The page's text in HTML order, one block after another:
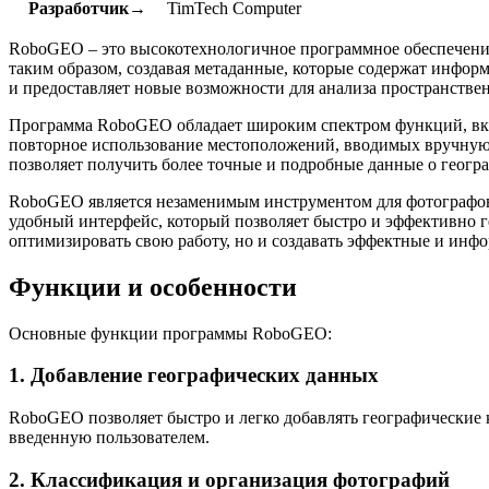
Разработчик→ TimTech Computer
RoboGEO – это высокотехнологичное программное
таким образом, создавая метаданные, которые содержат
и предоставляет новые возможности для анализа
Программа RoboGEO обладает широким спектром функций,
повторное использование местоположений, вводимых
позволяет получить более точные и подробные данные о
RoboGEO является незаменимым инструментом для
удобный интерфейс, который позволяет быстро и эффективно
оптимизировать свою работу, но и создавать эффектные и
Функции и особенности
Основные функции программы RoboGEO:
1. Добавление географических данных
RoboGEO позволяет быстро и легко добавлять
введенную пользователем.
2. Классификация и организация фотографий